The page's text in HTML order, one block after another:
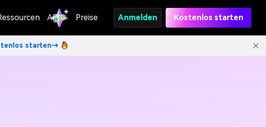
API Preise Anmelden Kostenlos starten
starten→